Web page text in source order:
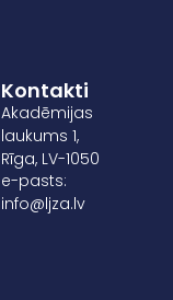
Kontakti
Akadēmijas
laukums 1,
Rīga, LV-1050
e-pasts:
info@ljza.lv